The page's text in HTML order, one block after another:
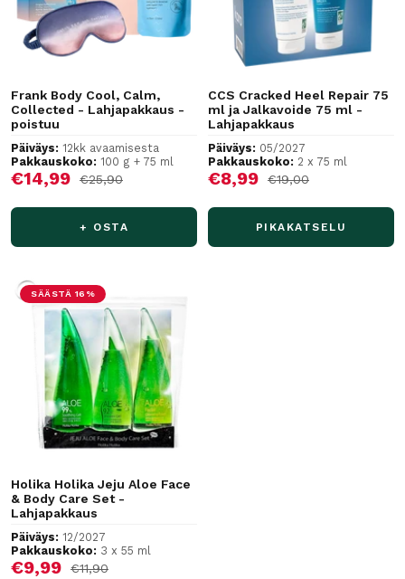
Frank Body Cool, Calm,
Collected - Lahjapakkaus -
poistuu
Päiväys: 12kk avaamisesta
Pakkauskoko: 100 g + 75 ml
Alennushinta
€14,99 Normaalihinta
€25,90
+ OSTA
CCS Cracked Heel Repair 75
ml ja Jalkavoide 75 ml -
Lahjapakkaus
Päiväys: 05/2027
Pakkauskoko: 2 x 75 ml
Alennushinta
€8,99 Normaalihinta
€19,00
PIKAKATSELU
SÄÄSTÄ 16%
Holika Holika Jeju Aloe Face
& Body Care Set -
Lahjapakkaus
Päiväys: 12/2027
Pakkauskoko: 3 x 55 ml
Alennushinta
€9,99 Normaalihinta
€11,90